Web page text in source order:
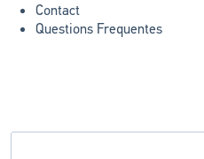
Contact
Questions Frequentes